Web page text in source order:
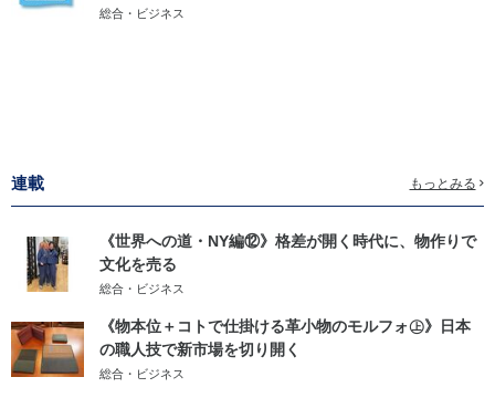
総合・ビジネス
連載 もっとみる
《世界への道・NY編⑫》格差が開く時代に、物作りで
文化を売る
総合・ビジネス
《物本位＋コトで仕掛ける革小物のモルフォ㊤》日本
の職人技で新市場を切り開く
総合・ビジネス